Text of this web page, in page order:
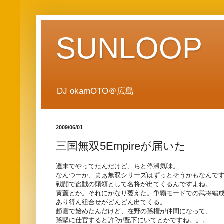
SUNLOOP
DJ okamOTO＠広島
2009/06/01
三国無双5Empireが届いた
週末でやってたんだけど、ちと停滞気味。
なんつーか、まぁ無双シリーズはずっとそうかもなんです
戦闘で盗賊の頭領として名将が出てくるんですよね。
黄蓋とか。それにかなり萎えた。争覇モードでの武将編
あり得ん組合せがどんどん出てくる。
趙雲で始めたんだけど、在野の孫権が仲間になって、
孫堅に仕官すると許?が配下にいてとかですね。。。